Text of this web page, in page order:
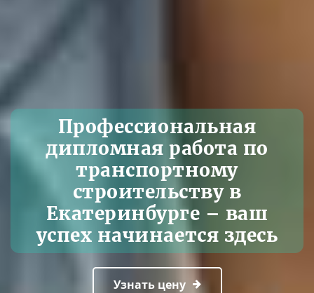
Профессиональная
дипломная работа по
транспортному
строительству в
Екатеринбурге – ваш
успех начинается здесь
Узнать цену